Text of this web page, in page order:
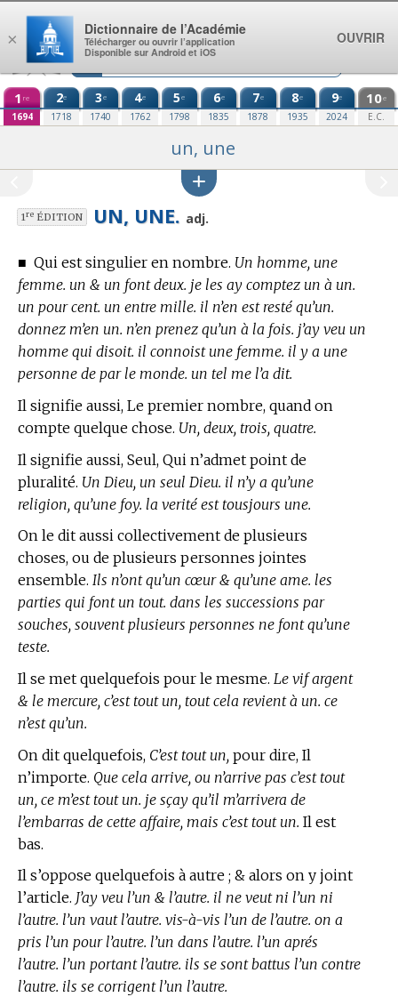
Aller au contenu
1 re
1694
2e
1718
3e
1740
4e
1762
5e
1798
6e
1835
7e
1878
8e
1935
9e
2024
10e
E.C.
un, une
1reÉDITION UN, UNE. adj.
■ Qui est singulier en nombre. Un homme, une
femme. un & un font deux. je les ay comptez un à un.
un pour cent. un entre mille. il n’en est resté qu’un.
donnez m’en un. n’en prenez qu’un à la fois. j’ay veu un
homme qui disoit. il connoist une femme. il y a une
personne de par le monde. un tel me l’a dit.
Il signifie aussi, Le premier nombre, quand on
compte quelque chose. Un, deux, trois, quatre.
Il signifie aussi, Seul, Qui n’admet point de
pluralité. Un Dieu, un seul Dieu. il n’y a qu’une
religion, qu’une foy. la verité est tousjours une.
On le dit aussi collectivement de plusieurs
choses, ou de plusieurs personnes jointes
ensemble. Ils n’ont qu’un cœur & qu’une ame. les
parties qui font un tout. dans les successions par
souches, souvent plusieurs personnes ne font qu’une
teste.
Il se met quelquefois pour le mesme. Le vif argent
& le mercure, c’est tout un, tout cela revient à un. ce
n’est qu’un.
On dit quelquefois, C’est tout un, pour dire, Il
n’importe. Que cela arrive, ou n’arrive pas c’est tout
un, ce m’est tout un. je sçay qu’il m’arrivera de
l’embarras de cette affaire, mais c’est tout un. Il est
bas.
Il s’oppose quelquefois à autre ; & alors on y joint
l’article. J’ay veu l’un & l’autre. il ne veut ni l’un ni
l’autre. l’un vaut l’autre. vis-à-vis l’un de l’autre. on a
pris l’un pour l’autre. l’un dans l’autre. l’un aprés
l’autre. l’un portant l’autre. ils se sont battus l’un contre
l’autre. ils se corrigent l’un l’autre.
×
Dictionnaire de l’Académie
Télécharger ou ouvrir l’application
Disponible sur Android et iOS
OUVRIR